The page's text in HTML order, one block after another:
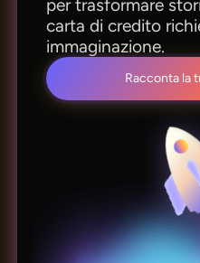
per trasformare
carta di credito
immaginazione.
Racconta la